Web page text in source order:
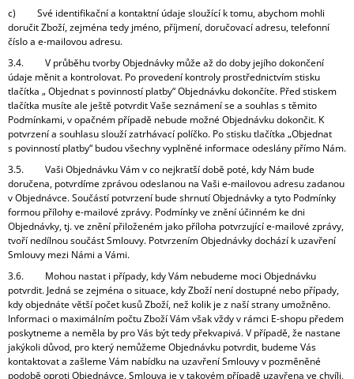
c) Své identifikační a kontaktní údaje sloužící k tomu, abychom mohli
doručit Zboží, zejména tedy jméno, příjmení, doručovací adresu, telefonní
číslo a e-mailovou adresu.
3.4. V průběhu tvorby Objednávky může až do doby jejího dokončení
údaje měnit a kontrolovat. Po provedení kontroly prostřednictvím stisku
tlačítka „ Objednat s povinností platby“ Objednávku dokončíte. Před stiskem
tlačítka musíte ale ještě potvrdit Vaše seznámení se a souhlas s těmito
Podmínkami, v opačném případě nebude možné Objednávku dokončit. K
potvrzení a souhlasu slouží zatrhávací políčko. Po stisku tlačítka „Objednat
s povinností platby“ budou všechny vyplněné informace odeslány přímo Nám.
3.5. Vaši Objednávku Vám v co nejkratší době poté, kdy Nám bude
doručena, potvrdíme zprávou odeslanou na Vaši e-mailovou adresu zadanou
v Objednávce. Součástí potvrzení bude shrnutí Objednávky a tyto Podmínky
formou přílohy e-mailové zprávy. Podmínky ve znění účinném ke dni
Objednávky, tj. ve znění přiloženém jako příloha potvrzující e-mailové zprávy,
tvoří nedílnou součást Smlouvy. Potvrzením Objednávky dochází k uzavření
Smlouvy mezi Námi a Vámi.
3.6. Mohou nastat i případy, kdy Vám nebudeme moci Objednávku
potvrdit. Jedná se zejména o situace, kdy Zboží není dostupné nebo případy,
kdy objednáte větší počet kusů Zboží, než kolik je z naší strany umožněno.
Informaci o maximálním počtu Zboží Vám však vždy v rámci E-shopu předem
poskytneme a neměla by pro Vás být tedy překvapivá. V případě, že nastane
jakýkoli důvod, pro který nemůžeme Objednávku potvrdit, budeme Vás
kontaktovat a zašleme Vám nabídku na uzavření Smlouvy v pozměněné
podobě oproti Objednávce. Smlouva je v takovém případě uzavřena ve chvíli,